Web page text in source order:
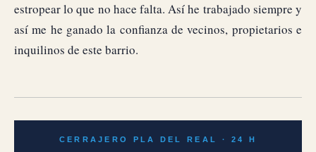
estropear lo que no hace falta. Así he trabajado siempre y
así me he ganado la confianza de vecinos, propietarios e
inquilinos de este barrio.
CERRAJERO PLA DEL REAL · 24 H